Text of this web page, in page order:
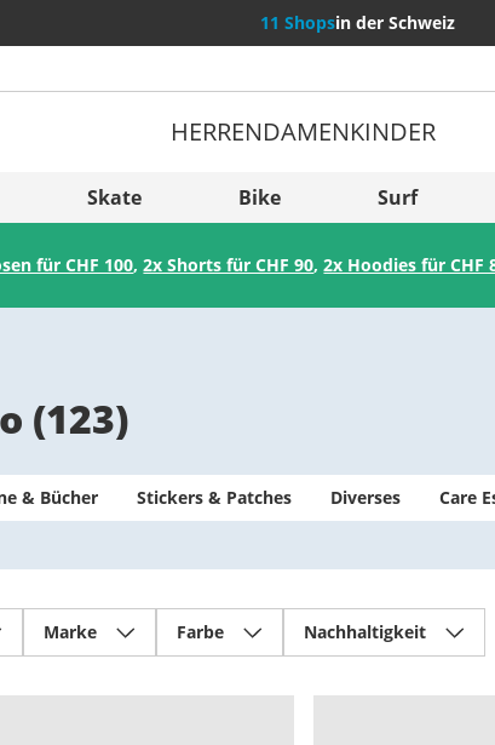
11 Shopsin der Schweiz
Slovenija
België (Nederlands)
Norge
HERRENDAMENKINDER
Skate Bike Surf
für CHF 100,2x Shorts für CHF 90,2x Hoodies für CHF
(123)
& Bücher Stickers & Patches Diverses Care
Marke Farbe Nachhaltigkeit